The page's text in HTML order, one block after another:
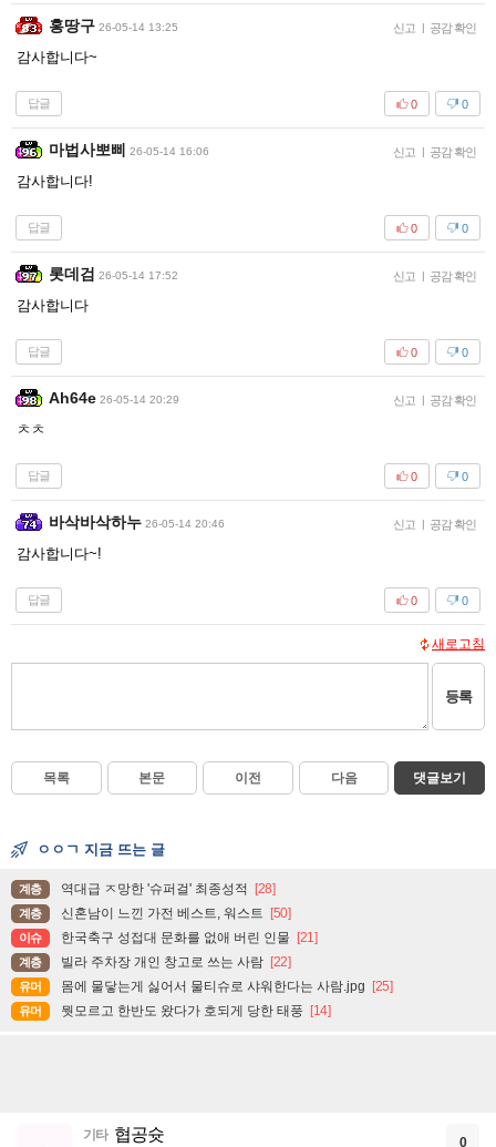
홍땅구 26-05-14 13:25 신고 | 공감 확인
감사합니다~
답글 0
0
마법사뽀삐 26-05-14 16:06 신고 | 공감 확인
감사합니다!
답글 0
0
롯데검 26-05-14 17:52 신고 | 공감 확인
감사합니다
답글 0
0
Ah64e 26-05-14 20:29 신고 | 공감 확인
ㅊㅊ
답글 0
0
바삭바삭하누 26-05-14 20:46 신고 | 공감 확인
감사합니다~!
답글 0
0
새로고침
등록
목록 본문 이전 다음 댓글보기
ㅇㅇㄱ 지금 뜨는 글
계층 역대급 ㅈ망한 '슈퍼걸' 최종성적 [28]
계층 신혼남이 느낀 가전 베스트, 워스트 [50]
이슈 한국축구 성접대 문화를 없애 버린 인물 [21]
계층 빌라 주차장 개인 창고로 쓰는 사람 [22]
유머 몸에 물닿는게 싫어서 물티슈로 샤워한다는 사람.jpg [25]
유머 뭣모르고 한반도 왔다가 호되게 당한 태풍 [14]
기타 협공슛 0